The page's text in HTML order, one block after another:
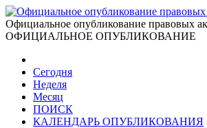
Официальное опубликование правовых
ОФИЦИАЛЬНОЕ ОПУБЛИКОВАНИЕ
Сегодня
Неделя
Месяц
ПОИСК
КАЛЕНДАРЬ ОПУБЛИКОВАНИЯ